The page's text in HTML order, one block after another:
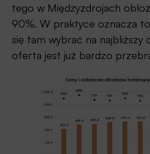
tego w Międzyzdrojach
90%. W praktyce oznacza
się tam wybrać na najbliższy
oferta jest już bardzo